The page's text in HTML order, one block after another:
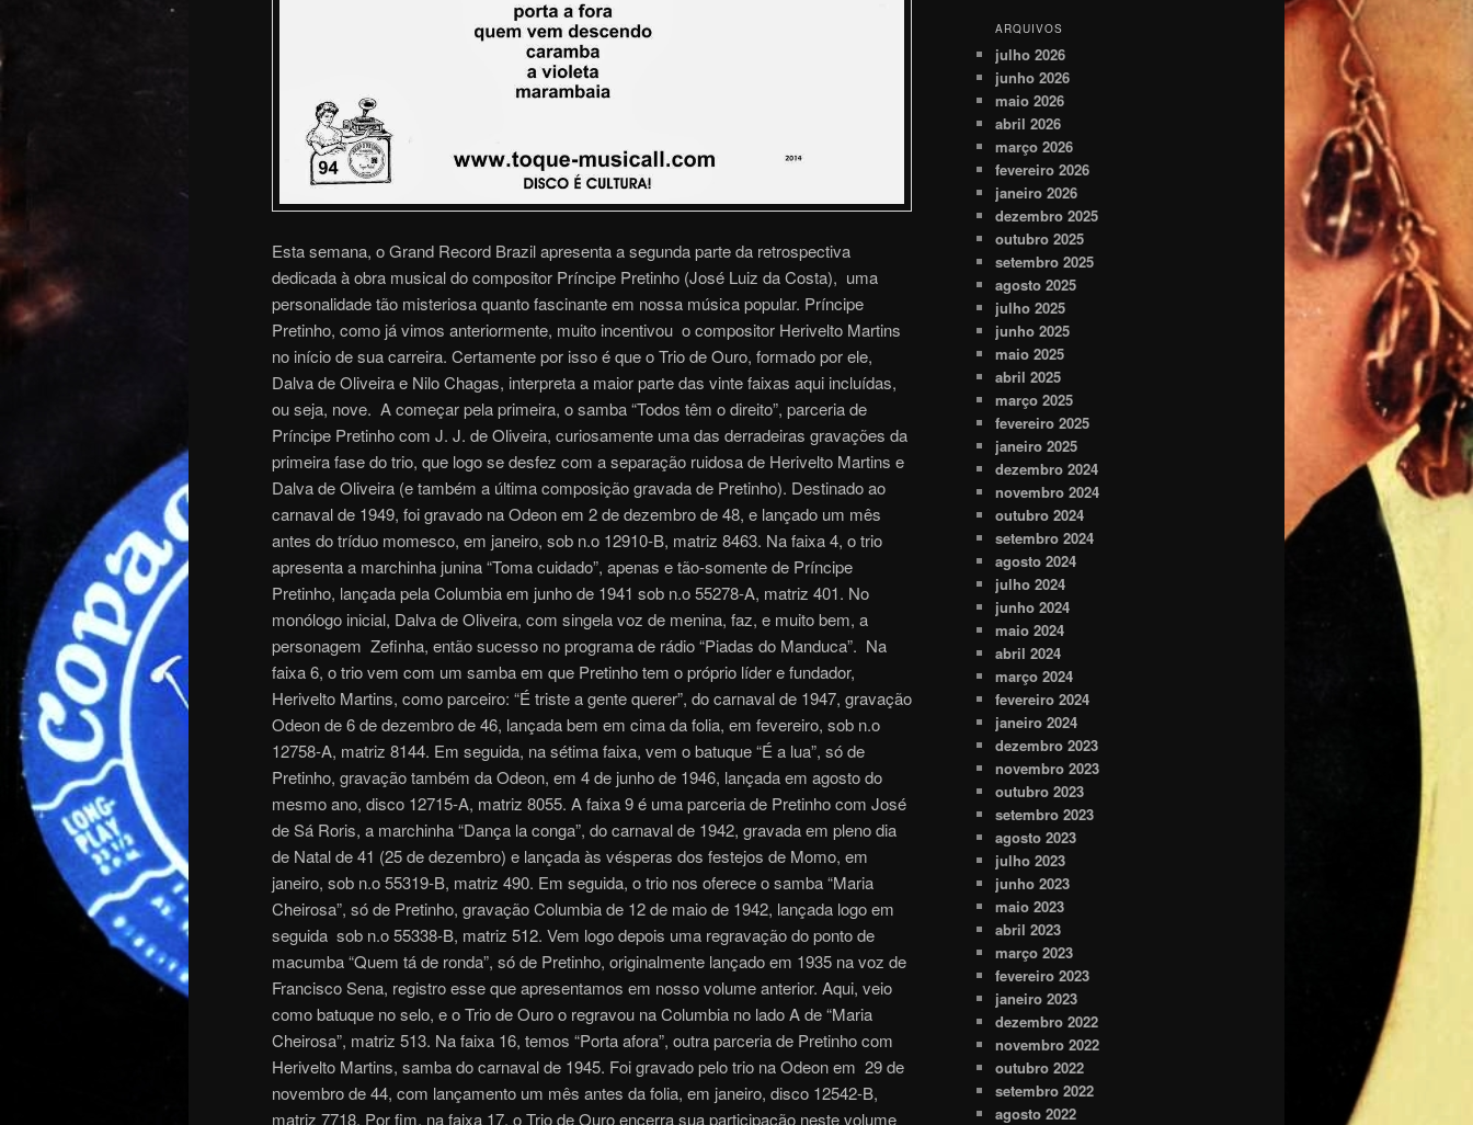
Esta semana, o Grand Record Brazil apresenta a segunda parte da retrospectiva
dedicada à obra musical do compositor Príncipe Pretinho (José Luiz da Costa), uma
personalidade tão misteriosa quanto fascinante em nossa música popular. Príncipe
Pretinho, como já vimos anteriormente, muito incentivou o compositor Herivelto Martins
no início de sua carreira. Certamente por isso é que o Trio de Ouro, formado por ele,
Dalva de Oliveira e Nilo Chagas, interpreta a maior parte das vinte faixas aqui incluídas,
ou seja, nove. A começar pela primeira, o samba “Todos têm o direito”, parceria de
Príncipe Pretinho com J. J. de Oliveira, curiosamente uma das derradeiras gravações da
primeira fase do trio, que logo se desfez com a separação ruidosa de Herivelto Martins e
Dalva de Oliveira (e também a última composição gravada de Pretinho). Destinado ao
carnaval de 1949, foi gravado na Odeon em 2 de dezembro de 48, e lançado um mês
antes do tríduo momesco, em janeiro, sob n.o 12910-B, matriz 8463. Na faixa 4, o trio
apresenta a marchinha junina “Toma cuidado”, apenas e tão-somente de Príncipe
Pretinho, lançada pela Columbia em junho de 1941 sob n.o 55278-A, matriz 401. No
monólogo inicial, Dalva de Oliveira, com singela voz de menina, faz, e muito bem, a
personagem Zefinha, então sucesso no programa de rádio “Piadas do Manduca”. Na
faixa 6, o trio vem com um samba em que Pretinho tem o próprio líder e fundador,
Herivelto Martins, como parceiro: “É triste a gente querer”, do carnaval de 1947, gravação
Odeon de 6 de dezembro de 46, lançada bem em cima da folia, em fevereiro, sob n.o
12758-A, matriz 8144. Em seguida, na sétima faixa, vem o batuque “É a lua”, só de
Pretinho, gravação também da Odeon, em 4 de junho de 1946, lançada em agosto do
mesmo ano, disco 12715-A, matriz 8055. A faixa 9 é uma parceria de Pretinho com José
de Sá Roris, a marchinha “Dança la conga”, do carnaval de 1942, gravada em pleno dia
de Natal de 41 (25 de dezembro) e lançada às vésperas dos festejos de Momo, em
janeiro, sob n.o 55319-B, matriz 490. Em seguida, o trio nos oferece o samba “Maria
Cheirosa”, só de Pretinho, gravação Columbia de 12 de maio de 1942, lançada logo em
seguida sob n.o 55338-B, matriz 512. Vem logo depois uma regravação do ponto de
macumba “Quem tá de ronda”, só de Pretinho, originalmente lançado em 1935 na voz de
Francisco Sena, registro esse que apresentamos em nosso volume anterior. Aqui, veio
como batuque no selo, e o Trio de Ouro o regravou na Columbia no lado A de “Maria
Cheirosa”, matriz 513. Na faixa 16, temos “Porta afora”, outra parceria de Pretinho com
Herivelto Martins, samba do carnaval de 1945. Foi gravado pelo trio na Odeon em 29 de
novembro de 44, com lançamento um mês antes da folia, em janeiro, disco 12542-B,
matriz 7718. Por fim, na faixa 17, o Trio de Ouro encerra sua participação neste volume
ARQUIVOS
julho 2026
junho 2026
maio 2026
abril 2026
março 2026
fevereiro 2026
janeiro 2026
dezembro 2025
outubro 2025
setembro 2025
agosto 2025
julho 2025
junho 2025
maio 2025
abril 2025
março 2025
fevereiro 2025
janeiro 2025
dezembro 2024
novembro 2024
outubro 2024
setembro 2024
agosto 2024
julho 2024
junho 2024
maio 2024
abril 2024
março 2024
fevereiro 2024
janeiro 2024
dezembro 2023
novembro 2023
outubro 2023
setembro 2023
agosto 2023
julho 2023
junho 2023
maio 2023
abril 2023
março 2023
fevereiro 2023
janeiro 2023
dezembro 2022
novembro 2022
outubro 2022
setembro 2022
agosto 2022